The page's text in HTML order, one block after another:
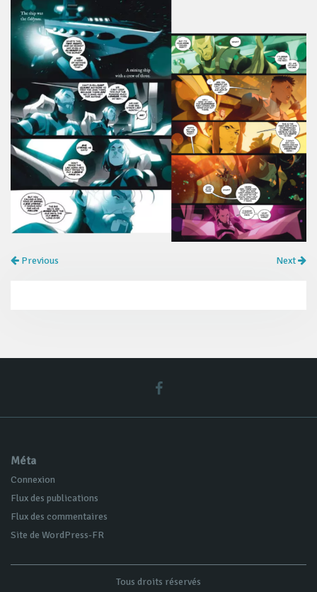
Previous Next
Méta
Connexion
Flux des publications
Flux des commentaires
Site de WordPress-FR
Tous droits réservés